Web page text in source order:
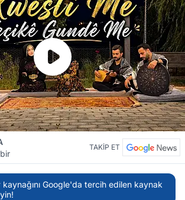
TAKİP ET
kaynağını Google'da tercih edilen kaynak